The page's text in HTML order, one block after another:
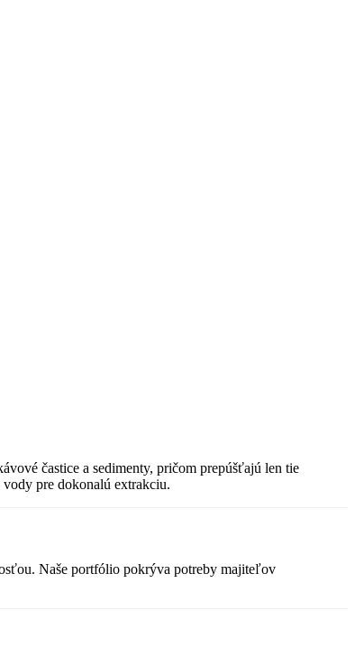
častice a sedimenty, pričom prepúšťajú len tie
pre dokonalú extrakciu.
Naše portfólio pokrýva potreby majiteľov